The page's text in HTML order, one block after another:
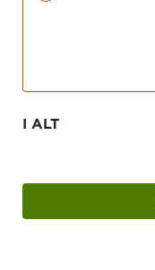
I ALT